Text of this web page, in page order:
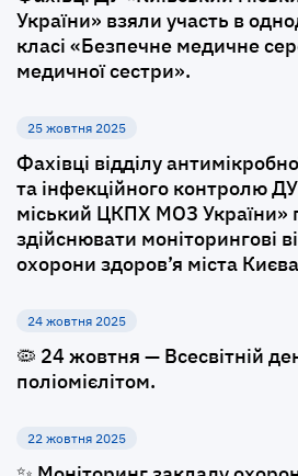
України» взяли участь в
класі «Безпечне медичне
медичної сестри».
25 жовтня 2025
Фахівці відділу
та інфекційного контролю
міський ЦКПХ МОЗ України»
здійснювати моніторингові
охорони здоров’я міста
24 жовтня 2025
🦠 24 жовтня — Всесвітній
поліомієлітом.
22 жовтня 2025